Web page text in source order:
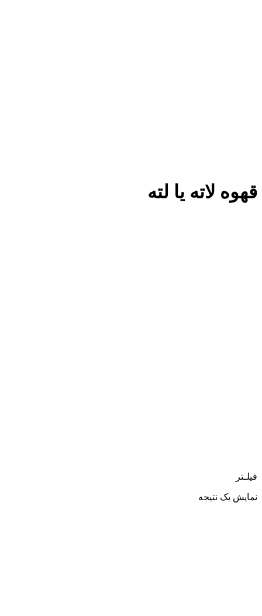
قهوه لاته یا لته
فیلـتر
نمایش یک نتیجه